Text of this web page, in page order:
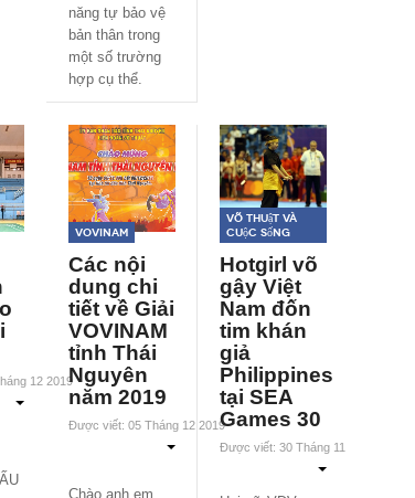
năng tự bảo vệ
bản thân trong
một số trường
hợp cụ thể.
12 2019
Vovinam
Các nội
dung chi
tiết về Giải
VOVINAM
tỉnh Thái
Nguyên
năm 2019
Được viết: 05 Tháng 12 2019
Chào anh em
Võ thuật và
Cuộc sống
Hotgirl võ
gậy Việt
Nam đốn
tim khán
giả
Philippines
tại SEA
Games 30
Được viết: 30 Tháng 11 2019